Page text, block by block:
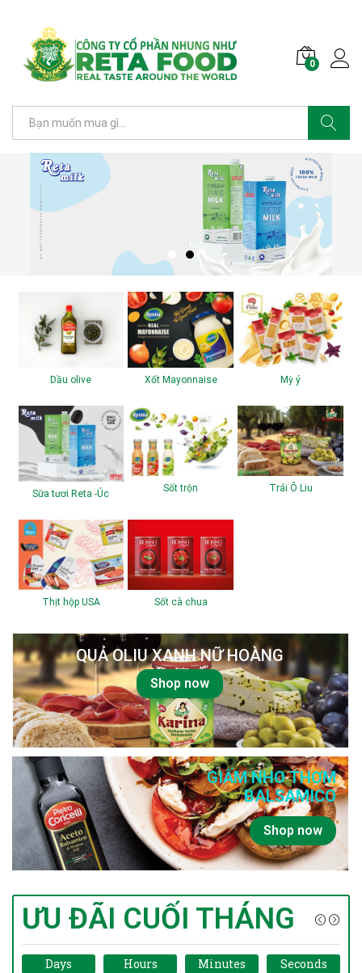
0
Tìm kiếm
Dầu olive Xốt Mayonnaise Mỳ ý
Sữa tươi Reta -Úc Sốt trộn Trái Ô Liu
Thịt hộp USA Sốt cà chua
QUẢ OLIU XANH NỮ HOÀNG
Shop now
GIẤM NHO THƠM
BALSAMICO
Shop now
ƯU ĐÃI CUỐI THÁNG
Days Hours Minutes Seconds